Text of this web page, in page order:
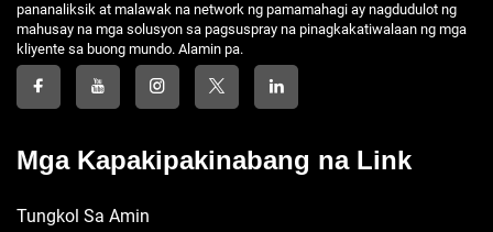
pananaliksik at malawak na network ng pamamahagi ay nagdudulot ng
mahusay na mga solusyon sa pagsuspray na pinagkakatiwalaan ng mga
kliyente sa buong mundo. Alamin pa.
Mga Kapakipakinabang na Link
Tungkol Sa Amin